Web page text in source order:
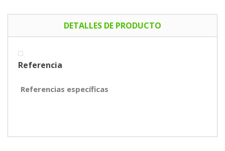
DETALLES DE PRODUCTO
Referencia
Referencias específicas